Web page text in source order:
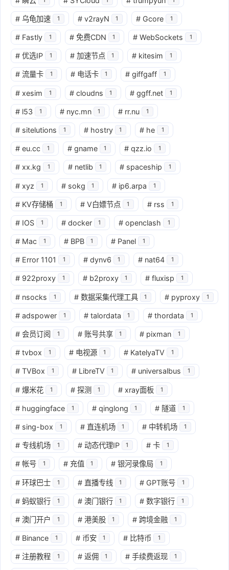
# 乌龟加速 1 # v2rayN 1 # Gcore 1
# Fastly 1 # 免费CDN 1 # WebSockets 1
# 优选IP 1 # 加速节点 1 # kitesim 1
# 流量卡 1 # 电话卡 1 # giffgaff 1
# xesim 1 # cloudns 1 # ggff.net 1
# l53 1 # nyc.mn 1 # rr.nu 1
# sitelutions 1 # hostry 1 # he 1
# eu.cc 1 # gname 1 # qzz.io 1
# xx.kg 1 # netlib 1 # spaceship 1
# xyz 1 # sokg 1 # ip6.arpa 1
# KV存储桶 1 # V白嫖节点 1 # rss 1
# IOS 1 # docker 1 # openclash 1
# Mac 1 # BPB 1 # Panel 1
# Error 1101 1 # dynv6 1 # nat64 1
# 922proxy 1 # b2proxy 1 # fluxisp 1
# nsocks 1 # 数据采集代理工具 1 # pyproxy 1
# adspower 1 # talordata 1 # thordata 1
# 会员订阅 1 # 账号共享 1 # pixman 1
# tvbox 1 # 电视源 1 # KatelyaTV 1
# TVBox 1 # LibreTV 1 # universalbus 1
# 爆米花 1 # 探测 1 # xray面板 1
# huggingface 1 # qinglong 1 # 隧道 1
# sing-box 1 # 直连机场 1 # 中转机场 1
# 专线机场 1 # 动态代理IP 1 # 卡 1
# 帐号 1 # 充值 1 # 银河录像局 1
# 环球巴士 1 # 直播专线 1 # GPT账号 1
# 蚂蚁银行 1 # 澳门银行 1 # 数字银行 1
# 澳门开户 1 # 港美股 1 # 跨境金融 1
# Binance 1 # 币安 1 # 比特币 1
# 注册教程 1 # 返佣 1 # 手续费返现 1